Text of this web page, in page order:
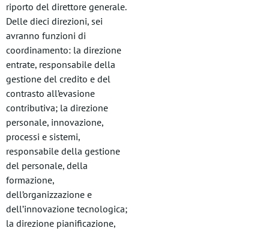
riporto del direttore generale.
Delle dieci direzioni, sei
avranno funzioni di
coordinamento: la direzione
entrate, responsabile della
gestione del credito e del
contrasto all’evasione
contributiva; la direzione
personale, innovazione,
processi e sistemi,
responsabile della gestione
del personale, della
formazione,
dell’organizzazione e
dell’innovazione tecnologica;
la direzione pianificazione,